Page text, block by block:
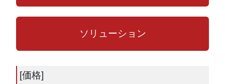
ソリューション
[価格]